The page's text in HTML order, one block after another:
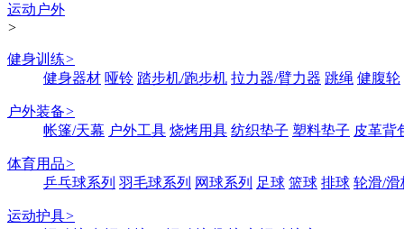
运动户外
>
健身训练>
健身器材 哑铃 踏步机/跑步机 拉力器/臂力器 跳绳 健腹轮
户外装备>
帐篷/天幕 户外工具 烧烤用具 纺织垫子 塑料垫子 皮革背
体育用品>
乒乓球系列 羽毛球系列 网球系列 足球 篮球 排球 轮滑/滑
运动护具>